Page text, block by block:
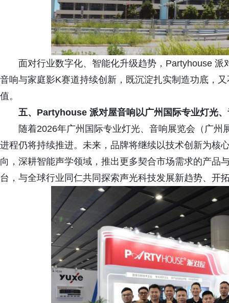
面对行业数字化、智能化升级趋势，Partyhouse
音响与家庭影K赛道持续创新，既沉淀扎实制造功底，
值。
五、 Partyhouse 派对屋音响以广州国际专业灯光
随着2026年广州国际专业灯光、音响展览会（广
进程仍将持续推进。未来，品牌将继续以技术创新为核
向，深耕智能声学领域，推出更多契合市场需求的产品
台，与全球行业同仁共同探索声光科技发展新趋势、开